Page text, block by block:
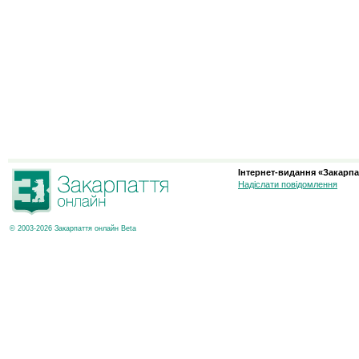
© 2003-2026 Закарпаття онлайн Beta
Інтернет-видання
Надіслати повідомлення